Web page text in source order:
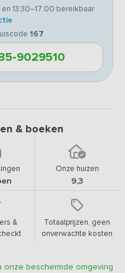
en 13:30–17:00 bereikbaar
167
9029510
& boeken
Onze huizen
9,3
&
Totaalprijzen, geen
onverwachte kosten
onze beschermde omgeving